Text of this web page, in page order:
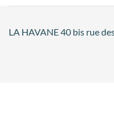
LA HAVANE 40 bis rue